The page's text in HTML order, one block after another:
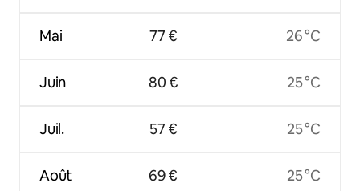
Mai
Juin
Juil.
Août
77 €
80 €
57 €
69 €
26 °C
25 °C
25 °C
25 °C